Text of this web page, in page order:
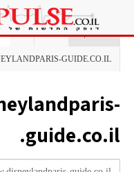
אתם כאן: ראשי תג
GUIDE.CO.IL.
guide.co.il.